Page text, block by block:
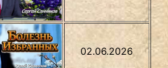
02.06.2026